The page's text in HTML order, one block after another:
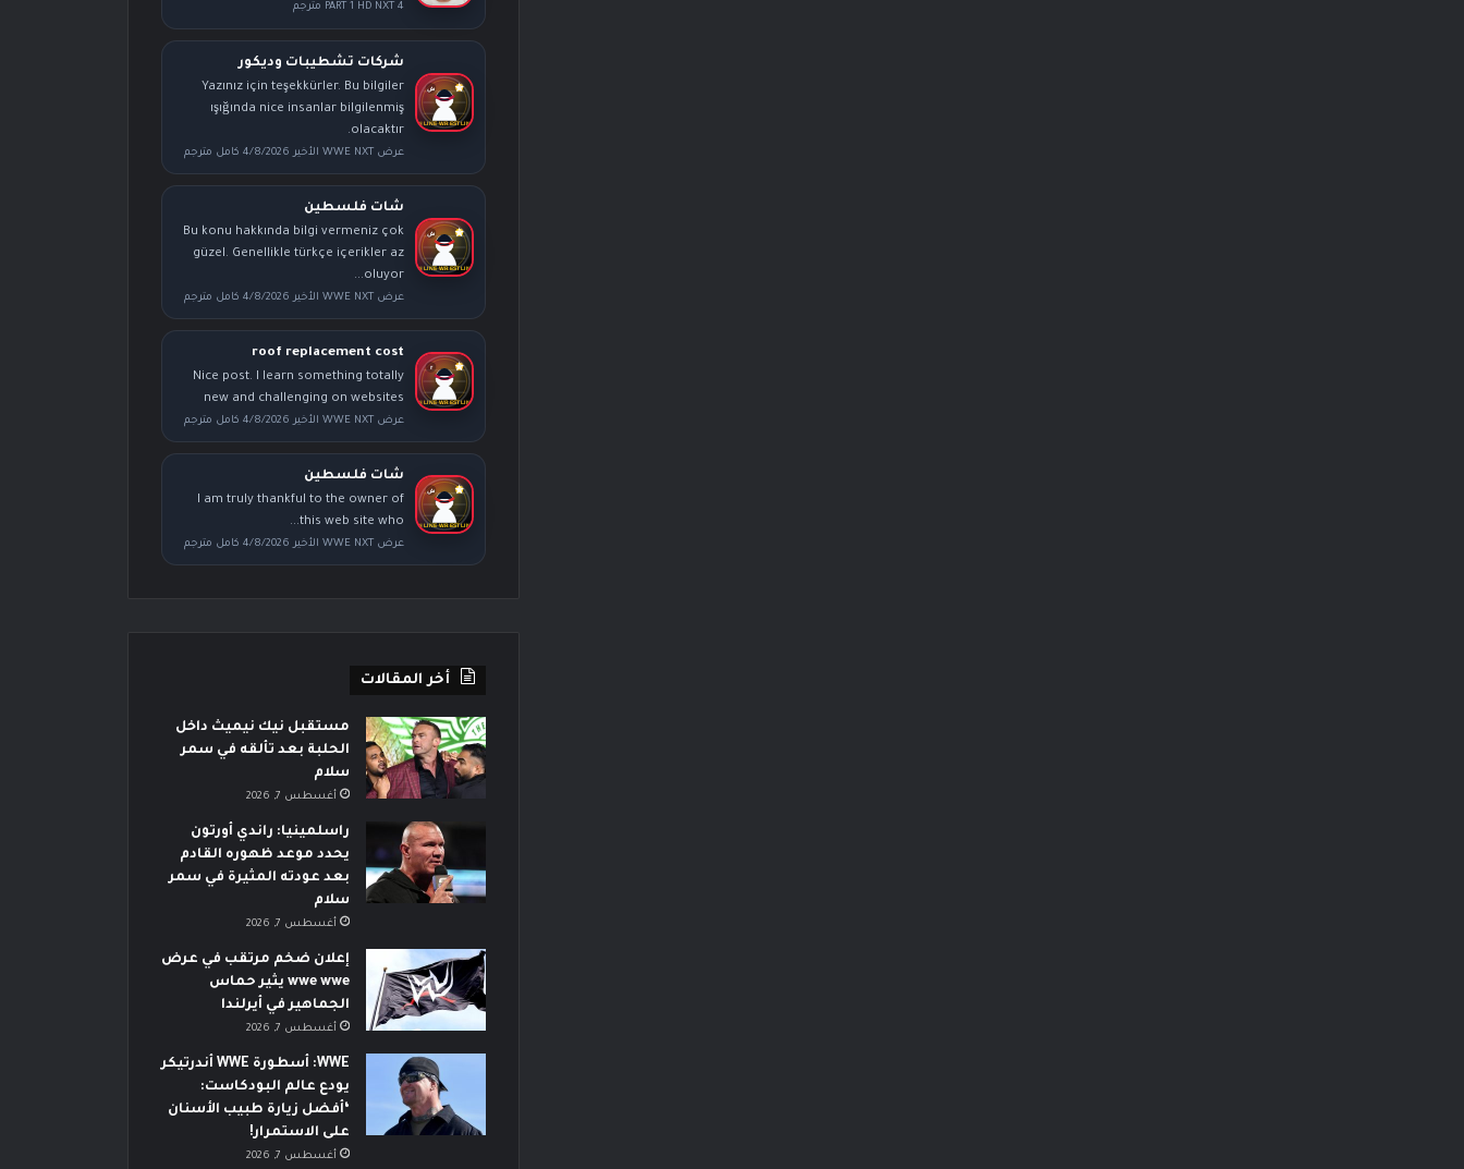
PART 1 HD NXT 4 مترجم
شركات تشطيبات وديكور
Yazınız için teşekkürler. Bu bilgiler
ışığında nice insanlar bilgilenmiş
olacaktır.
عرض WWE NXT الأخير 4/8/2026 كامل مترجم
شات فلسطين
Bu konu hakkında bilgi vermeniz çok
güzel. Genellikle türkçe içerikler az
oluyor...
عرض WWE NXT الأخير 4/8/2026 كامل مترجم
roof replacement cost
Nice post. I learn something totally
new and challenging on websites
عرض WWE NXT الأخير 4/8/2026 كامل مترجم
شات فلسطين
I am truly thankful to the owner of
this web site who...
عرض WWE NXT الأخير 4/8/2026 كامل مترجم
أخر المقالات
مستقبل نيك نيميث داخل
الحلبة بعد تألقه في سمر
سلام
أغسطس 7, 2026
راسلمينيا: راندي أورتون
يحدد موعد ظهوره القادم
بعد عودته المثيرة في سمر
سلام
أغسطس 7, 2026
إعلان ضخم مرتقب في عرض
wwe wwe يثير حماس
الجماهير في أيرلندا
أغسطس 7, 2026
WWE: أسطورة WWE أندرتيكر
يودع عالم البودكاست:
‘أفضل زيارة طبيب الأسنان
على الاستمرار!
أغسطس 7, 2026